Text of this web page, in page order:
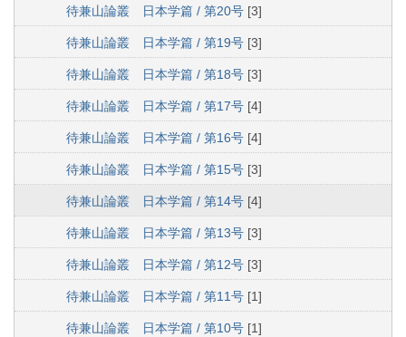
待兼山論叢 日本学篇 / 第20号 [3]
待兼山論叢 日本学篇 / 第19号 [3]
待兼山論叢 日本学篇 / 第18号 [3]
待兼山論叢 日本学篇 / 第17号 [4]
待兼山論叢 日本学篇 / 第16号 [4]
待兼山論叢 日本学篇 / 第15号 [3]
待兼山論叢 日本学篇 / 第14号 [4]
待兼山論叢 日本学篇 / 第13号 [3]
待兼山論叢 日本学篇 / 第12号 [3]
待兼山論叢 日本学篇 / 第11号 [1]
待兼山論叢 日本学篇 / 第10号 [1]